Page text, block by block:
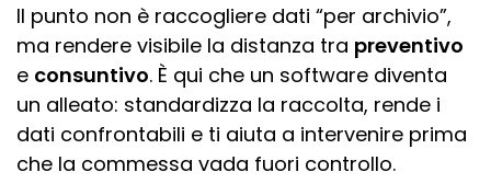
Il punto non è raccogliere dati “per archivio”,
ma rendere visibile la distanza tra preventivo
e consuntivo. È qui che un software diventa
un alleato: standardizza la raccolta, rende i
dati confrontabili e ti aiuta a intervenire prima
che la commessa vada fuori controllo.